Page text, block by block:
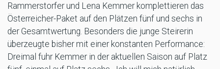
Rammerstorfer und Lena Kemmer komplettieren das
Österreicher-Paket auf den Plätzen fünf und sechs in
der Gesamtwertung. Besonders die junge Steirerin
überzeugte bisher mit einer konstanten Performance:
Dreimal fuhr Kemmer in der aktuellen Saison auf Platz